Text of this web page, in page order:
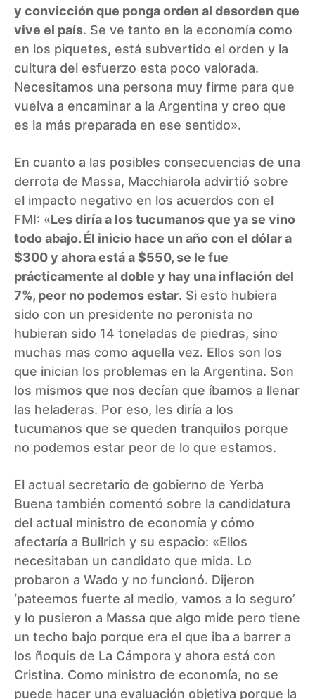
y convicción que ponga orden al desorden que
vive el país. Se ve tanto en la economía como
en los piquetes, está subvertido el orden y la
cultura del esfuerzo esta poco valorada.
Necesitamos una persona muy firme para que
vuelva a encaminar a la Argentina y creo que
es la más preparada en ese sentido».
En cuanto a las posibles consecuencias de una
derrota de Massa, Macchiarola advirtió sobre
el impacto negativo en los acuerdos con el
FMI: «Les diría a los tucumanos que ya se vino
todo abajo. Él inicio hace un año con el dólar a
$300 y ahora está a $550, se le fue
prácticamente al doble y hay una inflación del
7%, peor no podemos estar. Si esto hubiera
sido con un presidente no peronista no
hubieran sido 14 toneladas de piedras, sino
muchas mas como aquella vez. Ellos son los
que inician los problemas en la Argentina. Son
los mismos que nos decían que íbamos a llenar
las heladeras. Por eso, les diría a los
tucumanos que se queden tranquilos porque
no podemos estar peor de lo que estamos.
El actual secretario de gobierno de Yerba
Buena también comentó sobre la candidatura
del actual ministro de economía y cómo
afectaría a Bullrich y su espacio: «Ellos
necesitaban un candidato que mida. Lo
probaron a Wado y no funcionó. Dijeron
‘pateemos fuerte al medio, vamos a lo seguro’
y lo pusieron a Massa que algo mide pero tiene
un techo bajo porque era el que iba a barrer a
los ñoquis de La Cámpora y ahora está con
Cristina. Como ministro de economía, no se
puede hacer una evaluación objetiva porque la